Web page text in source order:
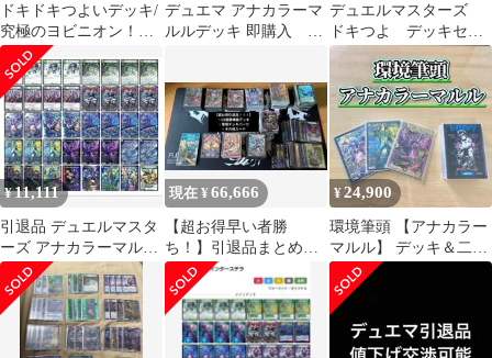
ドキドキつよいデッキ/
究極のヨビニオン！水
闇自然マルルデッキ/ア
ナマルル
デュエマ アナカラーマ
ルルデッキ 即購入 調
デュエルマスターズ
ドキつよ デッキセッ
ト売り
¥11,111
引退品 デュエルマスタ
ーズ アナカラーマルル
デッキ 水闇自然マルル
現在 ¥66,666
【超お得早い者勝
ち！】引退品まとめ売
り CS優勝構築デッキ・
金トレジャー・プロモ
¥24,900
環境筆頭 【アナカラー
マルル】 デッキ＆二重
スリーブ